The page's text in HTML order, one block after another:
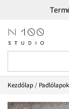
Kezdőlap/ Padlólapok